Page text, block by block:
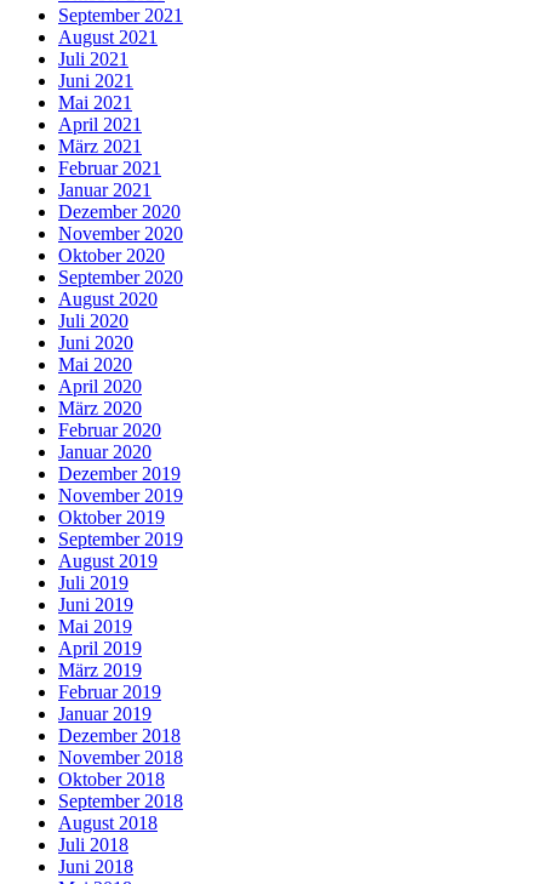
September 2021
August 2021
Juli 2021
Juni 2021
Mai 2021
April 2021
März 2021
Februar 2021
Januar 2021
Dezember 2020
November 2020
Oktober 2020
September 2020
August 2020
Juli 2020
Juni 2020
Mai 2020
April 2020
März 2020
Februar 2020
Januar 2020
Dezember 2019
November 2019
Oktober 2019
September 2019
August 2019
Juli 2019
Juni 2019
Mai 2019
April 2019
März 2019
Februar 2019
Januar 2019
Dezember 2018
November 2018
Oktober 2018
September 2018
August 2018
Juli 2018
Juni 2018